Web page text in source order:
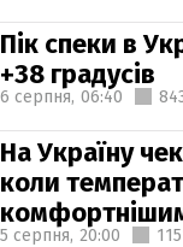
Пік спеки в
+38 градусів
6 серпня, 06:40
На Україну
коли
5 серпня, 20:00